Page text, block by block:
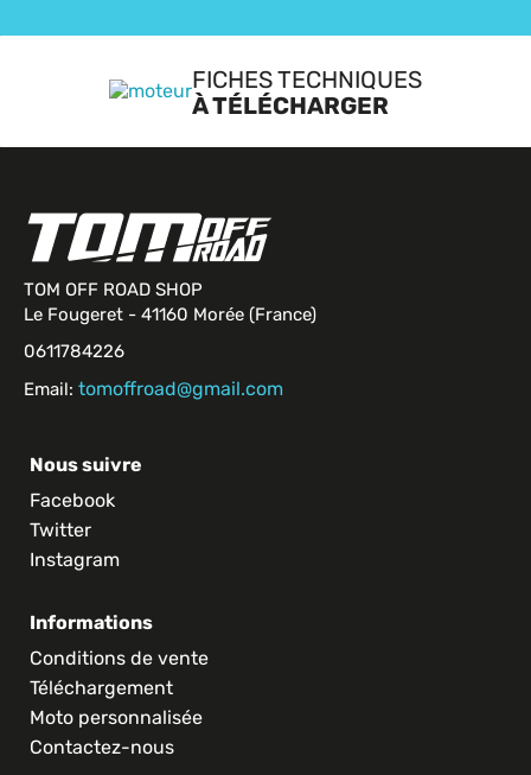
FICHES TECHNIQUES
À TÉLÉCHARGER
Informations
Conditions de vente
Téléchargement
Moto personnalisée
Contactez-nous
Nous suivre
Facebook
Twitter
Instagram
TOM OFF ROAD SHOP
Le Fougeret - 41160 Morée (France)
0611784226
Email: tomoffroad@gmail.com